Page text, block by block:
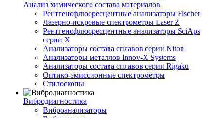
Анализ химического состава материалов
Рентгенофлюоресцентные анализаторы Fischer
Лазерно-искровые спектрометры Laser Z
Рентгенофлюоресцентные анализаторы SciAps
серии Х
Анализаторы состава сплавов серии Niton
Анализаторы металлов Innov-X Systems
Анализаторы состава сплавов серии Rigaku
Оптико-эмиссионные спектрометры
Стилоскопы
Вибродиагностика
Виброанализаторы